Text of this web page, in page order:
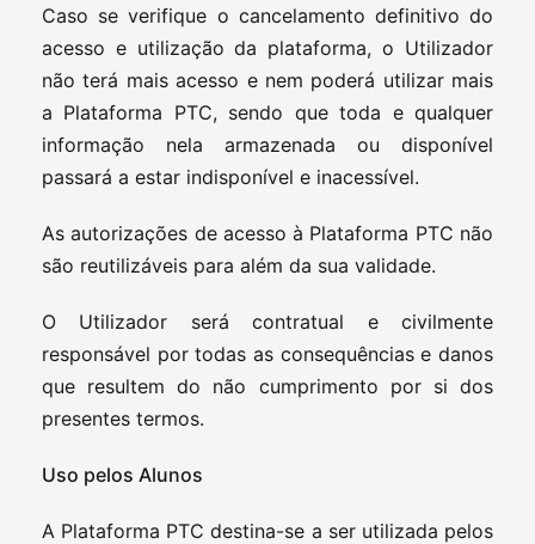
Caso se verifique o cancelamento definitivo do
acesso e utilização da plataforma, o Utilizador
não terá mais acesso e nem poderá utilizar mais
a Plataforma PTC, sendo que toda e qualquer
informação nela armazenada ou disponível
passará a estar indisponível e inacessível.
As autorizações de acesso à Plataforma PTC não
são reutilizáveis para além da sua validade.
O Utilizador será contratual e civilmente
responsável por todas as consequências e danos
que resultem do não cumprimento por si dos
presentes termos.
Uso pelos Alunos
A Plataforma PTC destina-se a ser utilizada pelos